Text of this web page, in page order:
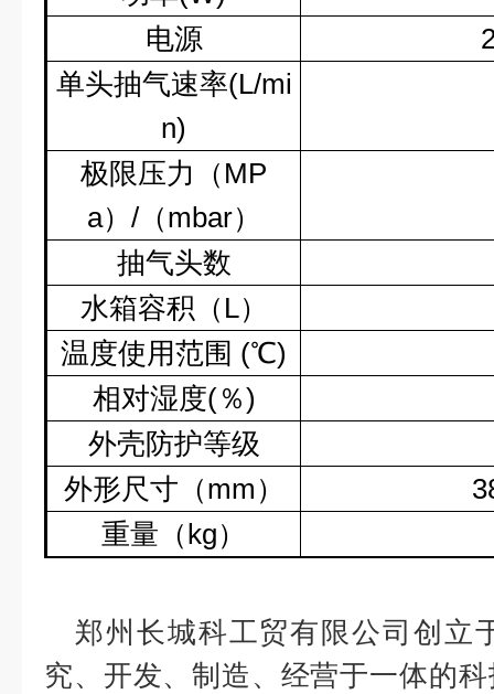
电源
单头抽气速率(L/mi
n)
极限压力（ MP
a） /（mbar）
抽气头数
水箱容积（ L）
温度使用范围 (℃)
相对湿度(％)
外壳防护等级
外形尺寸（mm ）
重量（kg）
郑州长城科工贸有限公司创立
究、开发、制造、经营于一体的